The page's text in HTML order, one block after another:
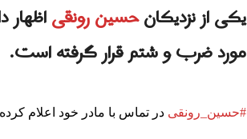
يکی از نزدیکانحسین رونقی
مورد ضرب و شتم قرار گرفته است.
#حسین_رونقی در تماس با مادر خود اعلام